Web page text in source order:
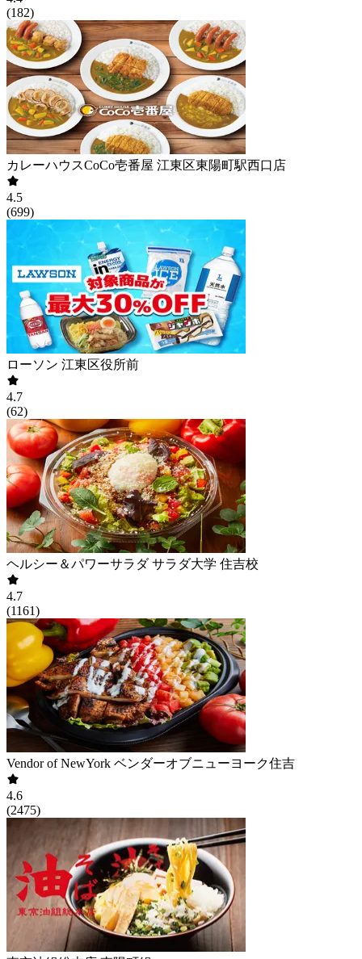
(182)
カレーハウスCoCo壱番屋 江東区東陽町駅西口店
4.5
(699)
ローソン 江東区役所前
4.7
(62)
ヘルシー＆パワーサラダ サラダ大学 住吉校
4.7
(1161)
Vendor of NewYork ベンダーオブニューヨーク住吉
4.6
(2475)